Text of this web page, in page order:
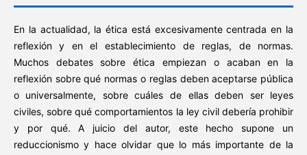
En la actualidad, la ética está excesivamente centrada en la
reflexión y en el establecimiento de reglas, de normas.
Muchos debates sobre ética empiezan o acaban en la
reflexión sobre qué normas o reglas deben aceptarse pública
o universalmente, sobre cuáles de ellas deben ser leyes
civiles, sobre qué comportamientos la ley civil debería prohibir
y por qué. A juicio del autor, este hecho supone un
reduccionismo y hace olvidar que lo más importante de la